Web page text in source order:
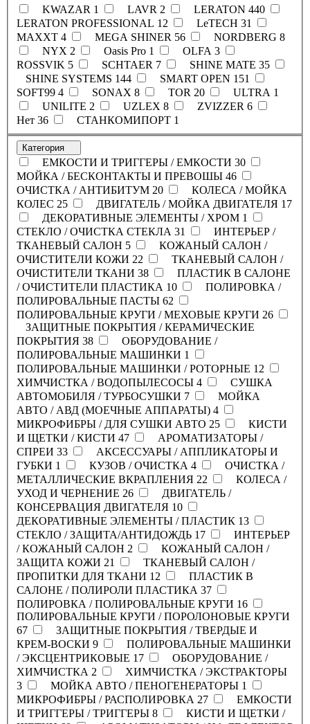
KWAZAR 1 LAVR 2 LERATON 440
LERATON PROFESSIONAL 12 LeTECH 31
MAXXT 4 MEGA SHINER 56 NORDBERG 8
NYX 2 Oasis Pro 1 OLFA 3
ROSSVIK 5 SCHTAER 7 SHINE MATE 35
SHINE SYSTEMS 144 SMART OPEN 151
SOFT99 4 SONAX 8 TOR 20 ULTRA 1
UNILITE 2 UZLEX 8 ZVIZZER 6
Нет 36 СТАНКОМИПОРТ 1
Категория
ЕМКОСТИ И ТРИГГЕРЫ / ЕМКОСТИ 30
МОЙКА / БЕСКОНТАКТЫ И ПРЕВОШЫ 46
ОЧИСТКА / АНТИБИТУМ 20
КОЛЕСА / МОЙКА
КОЛЕС 25 ДВИГАТЕЛЬ / МОЙКА ДВИГАТЕЛЯ 17
ДЕКОРАТИВНЫЕ ЭЛЕМЕНТЫ / ХРОМ 1
СТЕКЛО / ОЧИСТКА СТЕКЛА 31
ИНТЕРЬЕР /
ТКАНЕВЫЙ САЛОН 5
КОЖАНЫЙ САЛОН /
ОЧИСТИТЕЛИ КОЖИ 22
ТКАНЕВЫЙ САЛОН /
ОЧИСТИТЕЛИ ТКАНИ 38
ПЛАСТИК В САЛОНЕ
/ ОЧИСТИТЕЛИ ПЛАСТИКА 10
ПОЛИРОВКА /
ПОЛИРОВАЛЬНЫЕ ПАСТЫ 62
ПОЛИРОВАЛЬНЫЕ КРУГИ / МЕХОВЫЕ КРУГИ 26
ЗАЩИТНЫЕ ПОКРЫТИЯ / КЕРАМИЧЕСКИЕ
ПОКРЫТИЯ 38
ОБОРУДОВАНИЕ /
ПОЛИРОВАЛЬНЫЕ МАШИНКИ 1
ПОЛИРОВАЛЬНЫЕ МАШИНКИ / РОТОРНЫЕ 12
ХИМЧИСТКА / ВОДОПЫЛЕСОСЫ 4
СУШКА
АВТОМОБИЛЯ / ТУРБОСУШКИ 7
МОЙКА
АВТО / АВД (МОЕЧНЫЕ АППАРАТЫ) 4
МИКРОФИБРЫ / ДЛЯ СУШКИ АВТО 25
КИСТИ
И ЩЕТКИ / КИСТИ 47
АРОМАТИЗАТОРЫ /
СПРЕИ 33
АКСЕССУАРЫ / АППЛИКАТОРЫ И
ГУБКИ 1 КУЗОВ / ОЧИСТКА 4
ОЧИСТКА /
МЕТАЛЛИЧЕСКИЕ ВКРАПЛЕНИЯ 22
КОЛЕСА /
УХОД И ЧЕРНЕНИЕ 26
ДВИГАТЕЛЬ /
КОНСЕРВАЦИЯ ДВИГАТЕЛЯ 10
ДЕКОРАТИВНЫЕ ЭЛЕМЕНТЫ / ПЛАСТИК 13
СТЕКЛО / ЗАЩИТА/АНТИДОЖДЬ 17
ИНТЕРЬЕР
/ КОЖАНЫЙ САЛОН 2
КОЖАНЫЙ САЛОН /
ЗАЩИТА КОЖИ 21
ТКАНЕВЫЙ САЛОН /
ПРОПИТКИ ДЛЯ ТКАНИ 12
ПЛАСТИК В
САЛОНЕ / ПОЛИРОЛИ ПЛАСТИКА 37
ПОЛИРОВКА / ПОЛИРОВАЛЬНЫЕ КРУГИ 16
ПОЛИРОВАЛЬНЫЕ КРУГИ / ПОРОЛОНОВЫЕ КРУГИ
67
ЗАЩИТНЫЕ ПОКРЫТИЯ / ТВЕРДЫЕ И
КРЕМ-ВОСКИ 9
ПОЛИРОВАЛЬНЫЕ МАШИНКИ
/ ЭКСЦЕНТРИКОВЫЕ 17
ОБОРУДОВАНИЕ /
ХИМЧИСТКА 2
ХИМЧИСТКА / ЭКСТРАКТОРЫ
3
МОЙКА АВТО / ПЕНОГЕНЕРАТОРЫ 1
МИКРОФИБРЫ / РАСПОЛИРОВКА 27
ЕМКОСТИ
И ТРИГГЕРЫ / ТРИГГЕРЫ 8
КИСТИ И ЩЕТКИ /